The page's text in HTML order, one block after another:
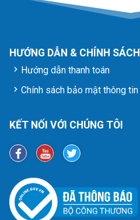
HƯỚNG DẪN & CHÍNH SÁCH
Hướng dẫn thanh toán
Chính sách bảo mật thông tin
KẾT NỐI VỚI CHÚNG TÔI